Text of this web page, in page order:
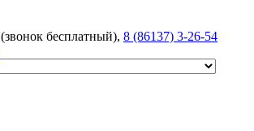
(звонок бесплатный), 8 (86137) 3-26-54